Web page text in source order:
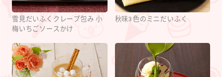
雪見だいふくクレープ包み 小
梅いちごソースかけ
秋味3色のミニだいふく